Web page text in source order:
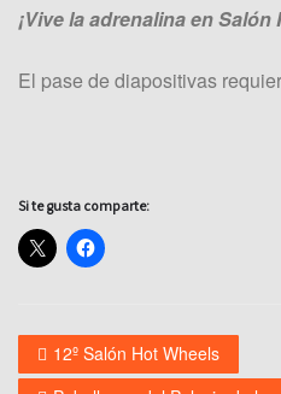
¡Vive la adrenalina en Salón
El pase de diapositivas
Si te gusta comparte:
12º Salón Hot Wheels